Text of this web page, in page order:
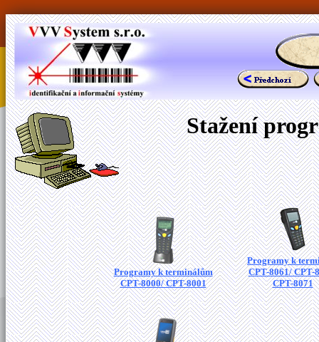
Stažení
Programy k terminálům
CPT-8000/ CPT-8001
Programy k
CPT-8061/ CPT-
CPT-8071